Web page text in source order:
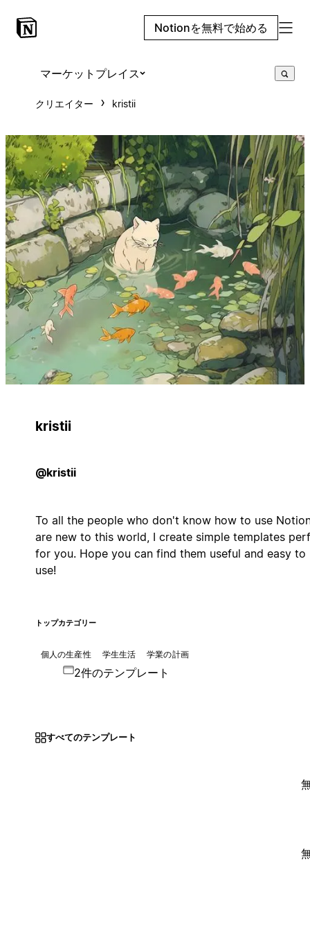
Notionを無料で始める
マーケットプレイス
クリエイター kristii
kristii
@kristii
To all the people who don't know how to use
are new to this world, I create simple templates
for you. Hope you can find them useful and easy to
use!
トップカテゴリー
個人の生産性 学生生活 学業の計画
2件のテンプレート
すべてのテンプレート